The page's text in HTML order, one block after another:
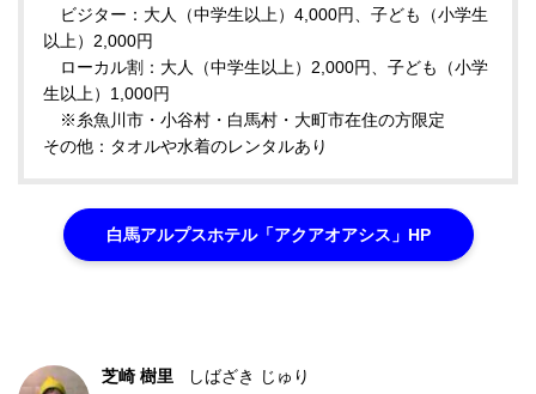
ビジター：大人（中学生以上）4,000円、子ども（小学生
以上）2,000円
ローカル割：大人（中学生以上）2,000円、子ども（小学
生以上）1,000円
※糸魚川市・小谷村・白馬村・大町市在住の方限定
その他：タオルや水着のレンタルあり
白馬アルプスホテル「アクアオアシス」HP
芝崎 樹里 しばざき じゅり